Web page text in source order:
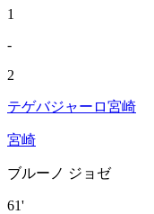
1
-
2
テゲバジャーロ宮崎
宮崎
ブルーノ ジョゼ
61'